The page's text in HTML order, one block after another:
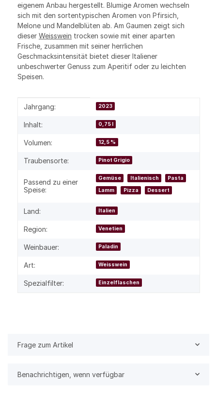
eigenem Anbau hergestellt. Blumige Aromen wechseln
sich mit den sortentypischen Aromen von Pfirsich,
Melone und Mandelblüten ab. Am Gaumen zeigt sich
dieser Weisswein trocken sowie mit einer aparten
Frische, zusammen mit seiner herrlichen
Geschmacksintensität bietet dieser Italiener
unbeschwerter Genuss zum Aperitif oder zu leichten
Speisen.
Produkteigenschaft
Wert
Jahrgang: 2023
Inhalt: 0,75 l
Volumen: 12,5 %
Traubensorte: Pinot Grigio
Passend zu einer
Speise:
Gemüse Italienisch
Pasta
Lamm
Pizza Dessert
Land: Italien
Region: Venetien
Weinbauer: Paladin
Art: Weisswein
Spezialfilter: Einzelflaschen
Frage zum Artikel
Benachrichtigen, wenn verfügbar